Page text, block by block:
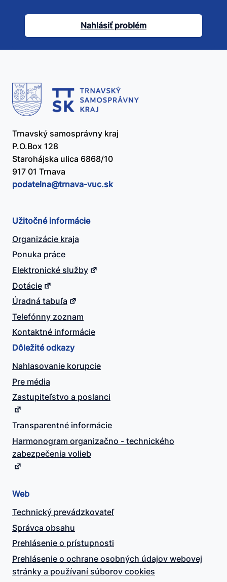
článok
užitočný?
Nahlásiť problém
Trnavský samosprávny kraj
P.O.Box 128
Starohájska ulica 6868/10
917 01 Trnava
podatelna@​trnava-vuc.sk
Užitočné informácie
Organizácie kraja
Ponuka práce
Elektronické služby
Dotácie
Úradná tabuľa
Telefónny zoznam
Kontaktné informácie
Dôležité odkazy
Nahlasovanie korupcie
Pre média
Zastupiteľstvo a poslanci
Transparentné informácie
Harmonogram organizačno - technického
zabezpečenia volieb
Web
Technický prevádzkovateľ
Správca obsahu
Prehlásenie o prístupnosti
Prehlásenie o ochrane osobných údajov webovej
stránky a používaní súborov cookies